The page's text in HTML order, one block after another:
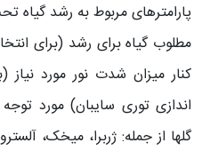
پارامترهای مربوط به رشد
مطلوب گیاه برای رشد (برای
کنار میزان شدت نور مورد
اندازی توری سایبان) مورد توجه
گلها از جمله: ژربرا، میخک،